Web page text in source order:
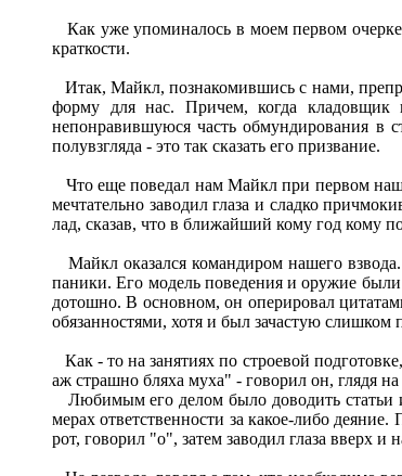
Как уже упоминалось в моем первом
краткости.
Итак, Майкл, познакомившись с нами,
форму для нас. Причем, когда
непонравившуюся часть обмундирования в
полувзгляда - это так сказать его призвание.
Что еще поведал нам Майкл при первом
мечтательно заводил глаза и сладко
лад, сказав, что в ближайший кому год кому
Майкл оказался командиром нашего
паники. Его модель поведения и оружие
дотошно. В основном, он оперировал
обязанностями, хотя и был зачастую
Как - то на занятиях по строевой
аж страшно бляха муха" - говорил он, глядя
Любимым его делом было доводить статьи
мерах ответственности за какое-либо
рот, говорил "о", затем заводил глаза вверх